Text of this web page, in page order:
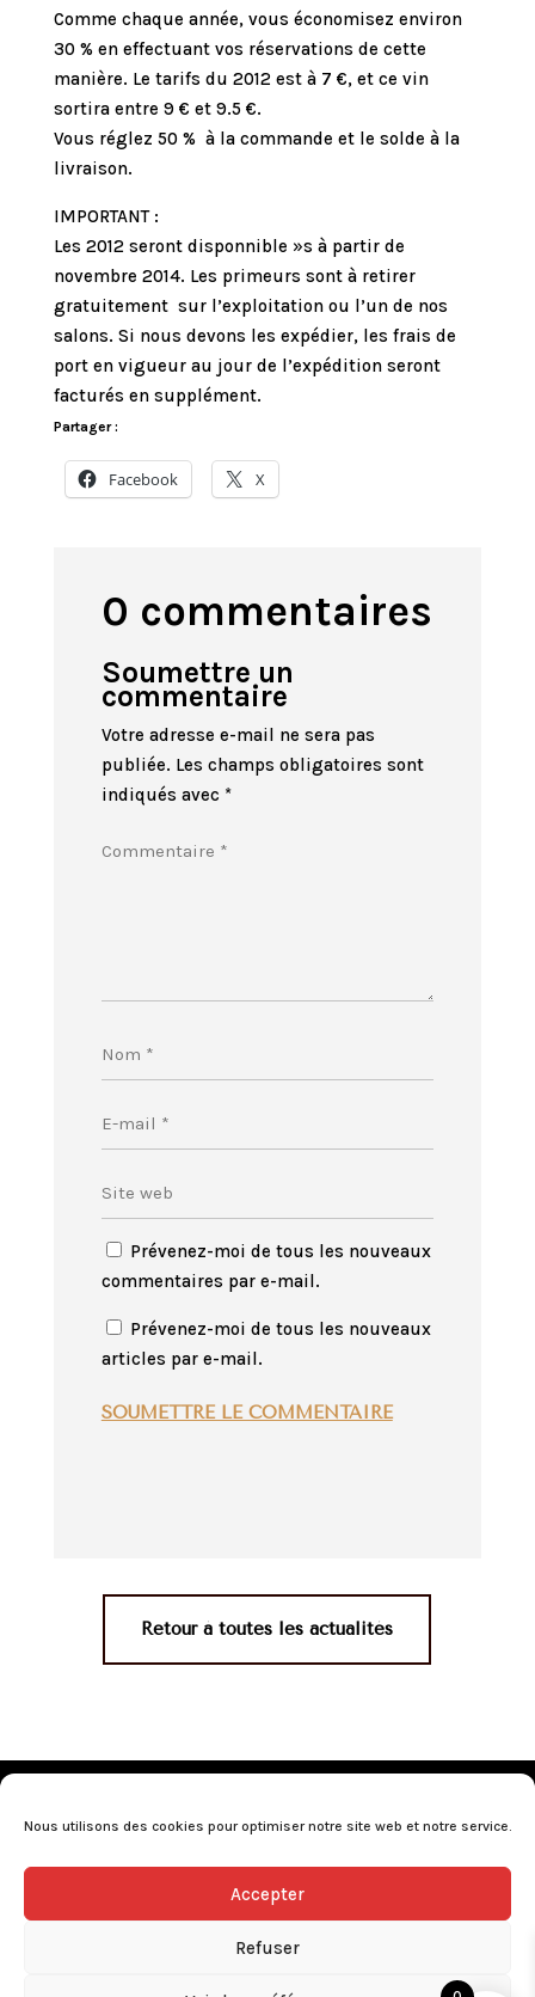
Nous utilisons des cookies pour optimiser notre site web et notre service.
Accepter
Refuser
Comme chaque année, vous économisez environ
30 % en effectuant vos réservations de cette
manière. Le tarifs du 2012 est à 7 €, et ce vin
sortira entre 9 € et 9.5 €.
Vous réglez 50 % à la commande et le solde à la
livraison.
IMPORTANT :
Les 2012 seront disponnible »s à partir de
novembre 2014. Les primeurs sont à retirer
gratuitement sur l’exploitation ou l’un de nos
salons. Si nous devons les expédier, les frais de
port en vigueur au jour de l’expédition seront
facturés en supplément.
Partager :
Facebook X
0 commentaires
Soumettre un
commentaire
Votre adresse e-mail ne sera pas
publiée. Les champs obligatoires sont
indiqués avec *
Prévenez-moi de tous les nouveaux
commentaires par e-mail.
Prévenez-moi de tous les nouveaux
articles par e-mail.
SOUMETTRE LE COMMENTAIRE
Retour à toutes les actualités
Conditions générales de vente•Nos revendeurs•
L’abus d’alcool est dangereux pour la santé, consommez avec